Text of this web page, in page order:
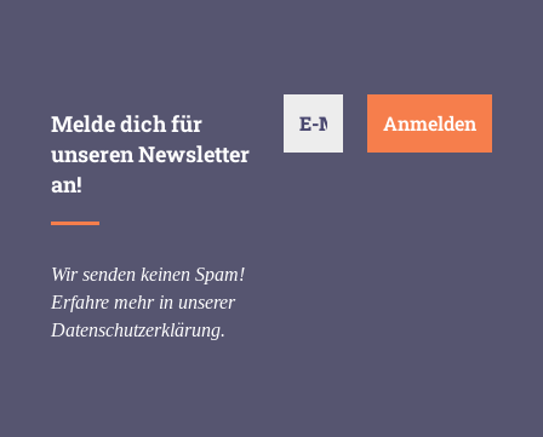
Melde dich für
unseren Newsletter
an!
Wir senden keinen Spam!
Erfahre mehr in unserer
Datenschutzerklärung.